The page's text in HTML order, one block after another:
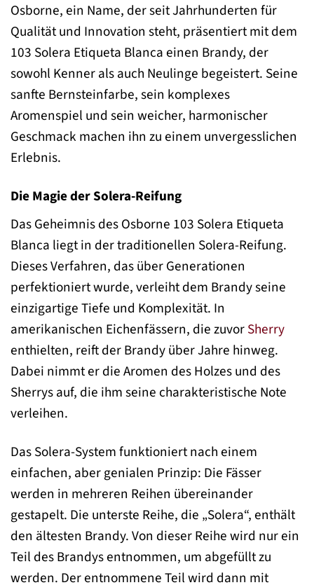
Osborne, ein Name, der seit Jahrhunderten für
Qualität und Innovation steht, präsentiert mit dem
103 Solera Etiqueta Blanca einen Brandy, der
sowohl Kenner als auch Neulinge begeistert. Seine
sanfte Bernsteinfarbe, sein komplexes
Aromenspiel und sein weicher, harmonischer
Geschmack machen ihn zu einem unvergesslichen
Erlebnis.
Die Magie der Solera-Reifung
Das Geheimnis des Osborne 103 Solera Etiqueta
Blanca liegt in der traditionellen Solera-Reifung.
Dieses Verfahren, das über Generationen
perfektioniert wurde, verleiht dem Brandy seine
einzigartige Tiefe und Komplexität. In
amerikanischen Eichenfässern, die zuvorSherry
enthielten, reift der Brandy über Jahre hinweg.
Dabei nimmt er die Aromen des Holzes und des
Sherrys auf, die ihm seine charakteristische Note
verleihen.
Das Solera-System funktioniert nach einem
einfachen, aber genialen Prinzip: Die Fässer
werden in mehreren Reihen übereinander
gestapelt. Die unterste Reihe, die „Solera“, enthält
den ältesten Brandy. Von dieser Reihe wird nur ein
Teil des Brandys entnommen, um abgefüllt zu
werden. Der entnommene Teil wird dann mit